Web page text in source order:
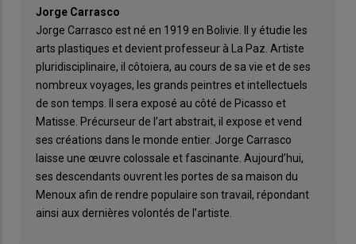
Jorge Carrasco
Jorge Carrasco est né en 1919 en Bolivie. Il y étudie les
arts plastiques et devient professeur à La Paz. Artiste
pluridisciplinaire, il côtoiera, au cours de sa vie et de ses
nombreux voyages, les grands peintres et intellectuels
de son temps. Il sera exposé au côté de Picasso et
Matisse. Précurseur de l’art abstrait, il expose et vend
ses créations dans le monde entier. Jorge Carrasco
laisse une œuvre colossale et fascinante. Aujourd’hui,
ses descendants ouvrent les portes de sa maison du
Menoux afin de rendre populaire son travail, répondant
ainsi aux dernières volontés de l’artiste.